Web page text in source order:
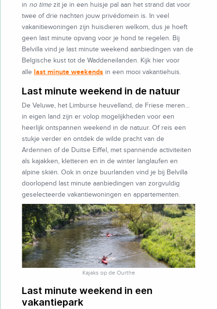
in no timezit je in een huisje pal aan het strand dat voor
twee of drie nachten jouw privédomein is. In veel
vakanitiewoningen zijn huisdieren welkom, dus je hoeft
geen last minute opvang voor je hond te regelen. Bij
Belvilla vind je last minute weekend aanbiedingen van de
Belgische kust tot de Waddeneilanden. Kijk hier voor
alle last minute weekends in een mooi vakantiehuis.
Last minute weekend in de natuur
De Veluwe, het Limburse heuvelland, de Friese meren…
in eigen land zijn er volop mogelijkheden voor een
heerlijk ontspannen weekend in de natuur. Of reis een
stukje verder en ontdek de wilde pracht van de
Ardennen of de Duitse Eiffel, met spannende activiteiten
als kajakken, kletteren en in de winter langlaufen en
alpine skiën. Ook in onze buurlanden vind je bij Belvilla
doorlopend last minute aanbiedingen van zorgvuldig
geselecteerde vakantiewoningen en appartementen.
Kajaks op de Ourthe
Last minute weekend in een
vakantiepark